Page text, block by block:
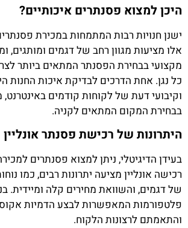
היכן למצוא פסנתרים איכותיים?
ישנן חנויות רבות המתמחות במכירת
אלו מציעות מגוון רחב של דגמים ומותגים,
מקצועי בבחירת הפסנתר המתאים ביותר
כל נגן. אחת הדרכים לבדיקת איכות החנות
וקיבועי דעת של לקוחות קודמים
בבחירת המקום המתאים לקניה.
היתרונות של רכישת פסנתר אונליין
בעידן הדיגיטלי, ניתן למצוא פסנתרים
רכישה אונליין מציעה יתרונות רבים, כמו
של דגמים, והשוואת מחירים קלה ומיידית.
פלטפורמות המאפשרות לבצע הדמיות
והתאמתם לרצונות הלקוח.